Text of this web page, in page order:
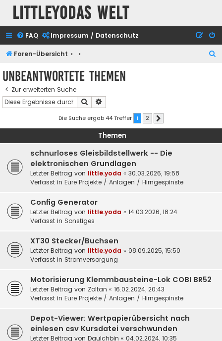
Littleyodas Welt
FAQ Impressum / Datenschutz
Foren-Übersicht
Unbeantwortete Themen
Zur erweiterten Suche
Suche
Die Suche ergab 44 Treffer 1 2
Themen
schnurloses Gleisbildstellwerk -- Die
elektronischen Grundlagen
Letzter Beitrag von little.yoda « 30.03.2026, 19:58
Verfasst in Eure Projekte / Anlagen / Hirngespinste
Config Generator
Letzter Beitrag von little.yoda « 14.03.2026, 18:24
Verfasst in Sonstiges
XT30 Stecker/Buchsen
Letzter Beitrag von little.yoda « 08.09.2025, 15:50
Verfasst in Stromversorgung
Motorisierung Klemmbausteine-Lok COBI BR52
Letzter Beitrag von Zoltan « 16.02.2024, 20:43
Verfasst in Eure Projekte / Anlagen / Hirngespinste
Depot-Viewer: Wertpapierübersicht nach
einlesen csv Kursdatei verschwunden
Letzter Beitrag von DauIchbin « 04.02.2024, 10:35